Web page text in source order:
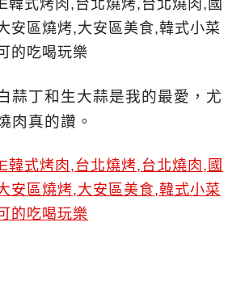
蒜丁和生大蒜是我的最愛，尤
肉真的讚。